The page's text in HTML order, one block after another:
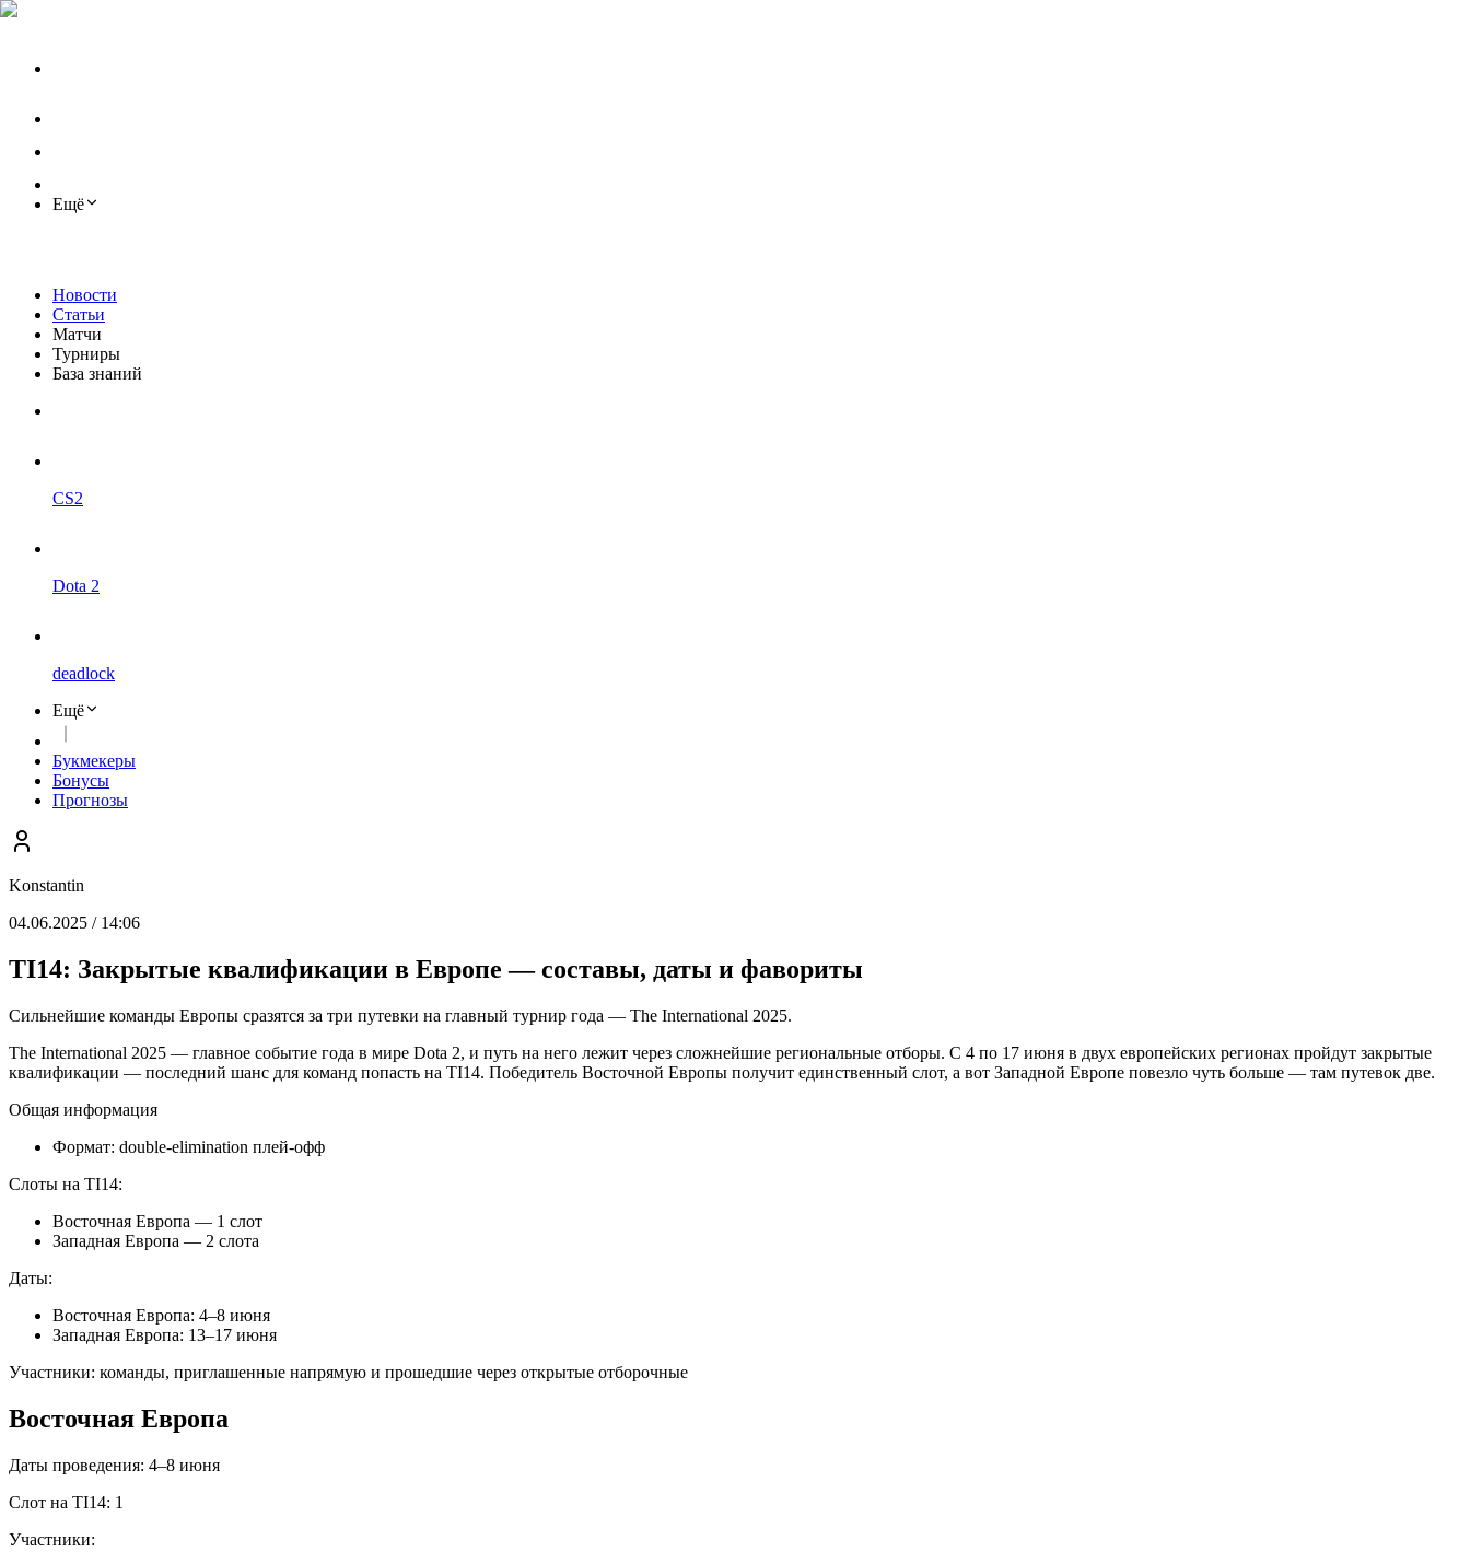
Ещё
Новости
Статьи
Матчи
Турниры
База знаний
CS2
Dota 2
deadlock
Ещё
Букмекеры
Бонусы
Прогнозы
Konstantin
04.06.2025 / 14:06
TI14: Закрытые квалификации в Европе — составы, даты и фавориты
Сильнейшие команды Европы сразятся за три путевки на главный турнир года — The International 2025.
The International 2025 — главное событие года в мире Dota 2, и путь на него лежит через сложнейшие региональные отборы. С 4 по 17 июня в двух европейских регионах пройдут закрытые
квалификации — последний шанс для команд попасть на TI14. Победитель Восточной Европы получит единственный слот, а вот Западной Европе повезло чуть больше — там путевок две.
Общая информация
Формат: double-elimination плей-офф
Слоты на TI14:
Восточная Европа — 1 слот
Западная Европа — 2 слота
Даты:
Восточная Европа: 4–8 июня
Западная Европа: 13–17 июня
Участники: команды, приглашенные напрямую и прошедшие через открытые отборочные
Восточная Европа
Даты проведения: 4–8 июня
Слот на TI14: 1
Участники: